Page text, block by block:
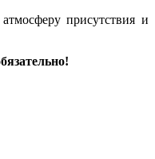
присутствия и